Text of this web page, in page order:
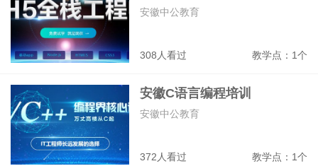
训
308人看过 教学点：1个
安徽中公教育
安徽C语言编程培训
372人看过 教学点：1个
安徽中公教育